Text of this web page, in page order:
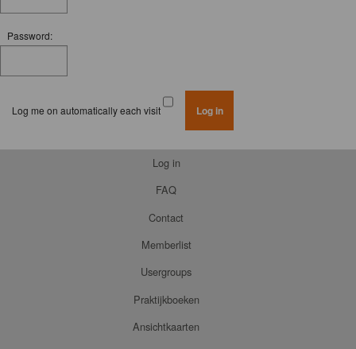
Password:
Log me on automatically each visit
Log in
FAQ
Contact
Memberlist
Usergroups
Praktijkboeken
Ansichtkaarten